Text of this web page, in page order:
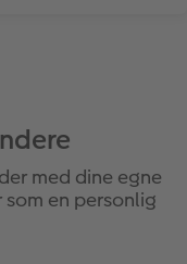
med dine egne
en personlig